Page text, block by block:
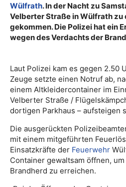
Wülfrath. In der Nacht zu
Velberter Straße in Wülfrath zu
gekommen. Die Polizei hat ein
wegen des Verdachts der
Laut Polizei kam es gegen 2.50
Zeuge setzte einen Notruf ab,
einem Altkleidercontainer im
Velberter Straße /
dortigen Parkhaus – aufsteigen
Die ausgerückten
mit einem mitgeführten
Einsatzkräfte der Feuerwehr
Container gewaltsam öffnen,
Brandherd zu erreichen.